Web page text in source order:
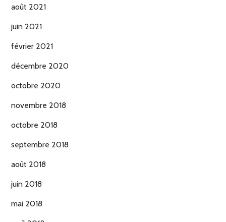
août 2021
juin 2021
février 2021
décembre 2020
octobre 2020
novembre 2018
octobre 2018
septembre 2018
août 2018
juin 2018
mai 2018